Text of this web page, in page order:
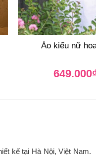
Áo kiểu nữ
649.000
kế tại Hà Nội, Việt Nam.